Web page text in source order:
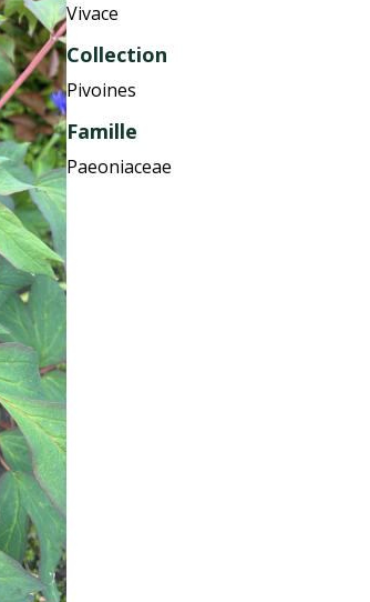
Vivace
Collection
Pivoines
Famille
Paeoniaceae